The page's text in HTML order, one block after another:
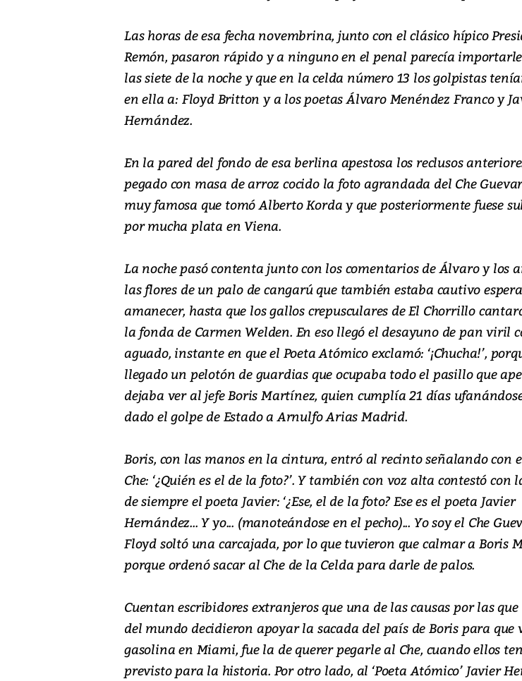
Las horas de esa fecha novembrina, junto con el clásico hípico
Remón, pasaron rápido y a ninguno en el penal parecía
las siete de la noche y que en la celda número 13 los golpistas
en ella a: Floyd Britton y a los poetas Álvaro Menéndez Franco y
Hernández.
En la pared del fondo de esa berlina apestosa los reclusos
pegado con masa de arroz cocido la foto agrandada del Che
muy famosa que tomó Alberto Korda y que posteriormente fuese
por mucha plata en Viena.
La noche pasó contenta junto con los comentarios de Álvaro y los
las flores de un palo de cangarú que también estaba cautivo
amanecer, hasta que los gallos crepusculares de El Chorrillo
la fonda de Carmen Welden. En eso llegó el desayuno de pan viril
aguado, instante en que el Poeta Atómico exclamó: ‘¡Chucha!’,
llegado un pelotón de guardias que ocupaba todo el pasillo que
dejaba ver al jefe Boris Martínez, quien cumplía 21 días
dado el golpe de Estado a Arnulfo Arias Madrid.
Boris, con las manos en la cintura, entró al recinto señalando con
Che: ‘¿Quién es el de la foto?’. Y también con voz alta contestó
de siempre el poeta Javier: ‘¿Ese, el de la foto? Ese es el poeta Javier
Hernández... Y yo... (manoteándose en el pecho)... Yo soy el Che
Floyd soltó una carcajada, por lo que tuvieron que calmar a Boris
porque ordenó sacar al Che de la Celda para darle de palos.
Cuentan escribidores extranjeros que una de las causas por las que
del mundo decidieron apoyar la sacada del país de Boris para que
gasolina en Miami, fue la de querer pegarle al Che, cuando ellos
previsto para la historia. Por otro lado, al ‘Poeta Atómico’ Javier